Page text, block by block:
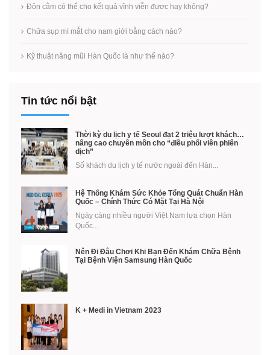
Độn cằm có thể cho kết quả vĩnh viễn được hay không?
Chữa sụp mí mắt cho nam giới bằng cách nào?
Kỹ thuật nâng mũi Hàn Quốc là như thế nào?
Tin tức nổi bật
Thời kỳ du lịch y tế Seoul đạt 2 triệu lượt khách…
nâng cao chuyên môn cho “điều phối viên phiên
dịch”
Số khách du lịch y tế nước ngoài đến Hàn...
Hệ Thống Khám Sức Khỏe Tổng Quát Chuẩn Hàn
Quốc – Chính Thức Có Mặt Tại Hà Nội
Ngày càng nhiều người Việt Nam lựa chọn Hàn
Quốc...
Nên Đi Đâu Chơi Khi Bạn Đến Khám Chữa Bệnh
Tại Bệnh Viện Samsung Hàn Quốc
K + Medi in Vietnam 2023